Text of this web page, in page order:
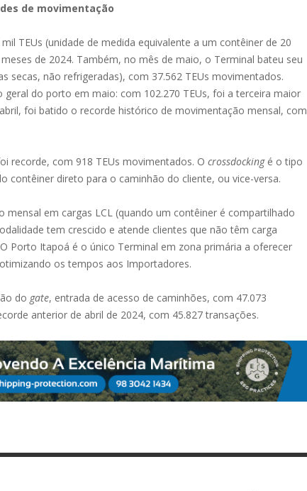
de movimentação
TEUs (unidade de medida equivalente a um contêiner de 20
de 2024. Também, no mês de maio, o Terminal bateu seu
secas, não refrigeradas), com 37.562 TEUs movimentados.
geral do porto em maio: com 102.270 TEUs, foi a terceira maior
foi batido o recorde histórico de movimentação mensal, com
recorde, com 918 TEUs movimentados. O crossdockingé o tipo
contêiner direto para o caminhão do cliente, ou vice-versa.
em cargas LCL (quando um contêiner é compartilhado
tem crescido e atende clientes que não têm carga
Porto Itapoá é o único Terminal em zona primária a oferecer
os tempos aos Importadores.
do gate, entrada de acesso de caminhões, com 47.073
anterior de abril de 2024, com 45.827 transações.